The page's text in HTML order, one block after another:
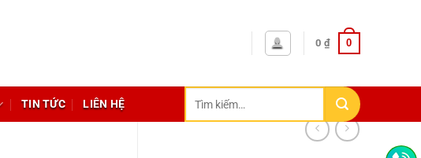
0 ₫ 0
TIN TỨC LIÊN HỆ
kiếm: